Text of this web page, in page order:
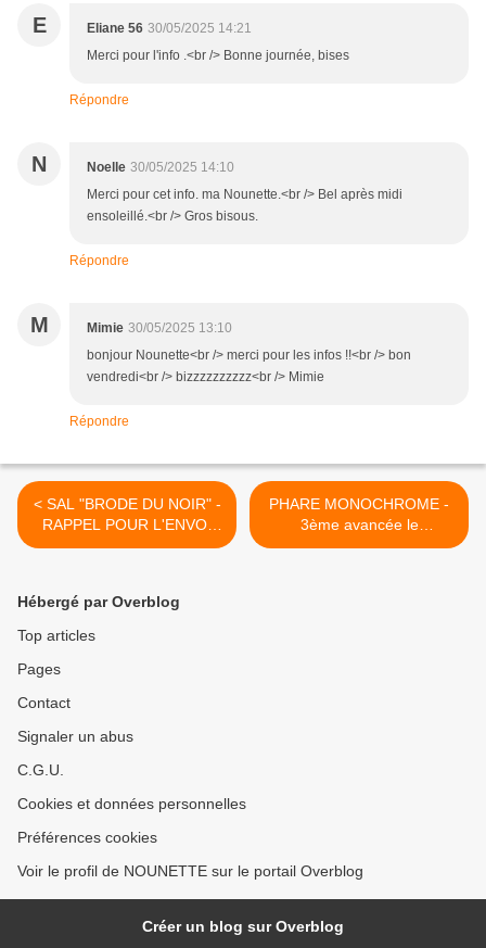
E Eliane 56 30/05/2025 14:21
Merci pour l'info .<br /> Bonne journée, bises
Répondre
N Noelle 30/05/2025 14:10
Merci pour cet info. ma Nounette.<br /> Bel après midi
ensoleillé.<br /> Gros bisous.
Répondre
M Mimie 30/05/2025 13:10
bonjour Nounette<br /> merci pour les infos !!<br /> bon
vendredi<br /> bizzzzzzzzzz<br /> Mimie
Répondre
< SAL "BRODE DU NOIR" -
RAPPEL POUR L'ENVOI
DE LA 8ème PHOTO
PHARE MONOCHROME -
3ème avancée le
31.05.2025 >
Hébergé par Overblog
Top articles
Pages
Contact
Signaler un abus
C.G.U.
Cookies et données personnelles
Préférences cookies
Voir le profil de NOUNETTE sur le portail Overblog
Créer un blog sur Overblog